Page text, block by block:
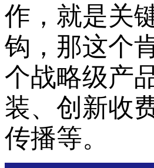
作，就是关
钩，那这个
个战略级产
装、创新收
传播等。